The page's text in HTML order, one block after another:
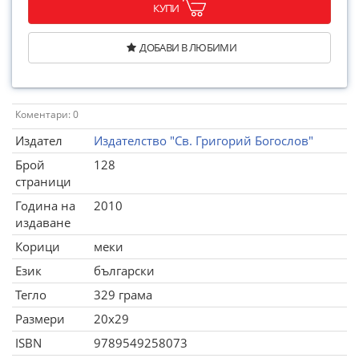
КУПИ
ДОБАВИ В ЛЮБИМИ
Коментари: 0
Издател
Издателство "Св. Григорий Богослов"
Брой
страници
128
Година на
издаване
2010
Корици
меки
Език
български
Тегло
329 грама
Размери
20x29
ISBN
9789549258073